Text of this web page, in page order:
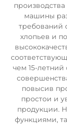
машины
требований
хлопьев и
чем 15-
повысив
простои и
продукции.
функциями,